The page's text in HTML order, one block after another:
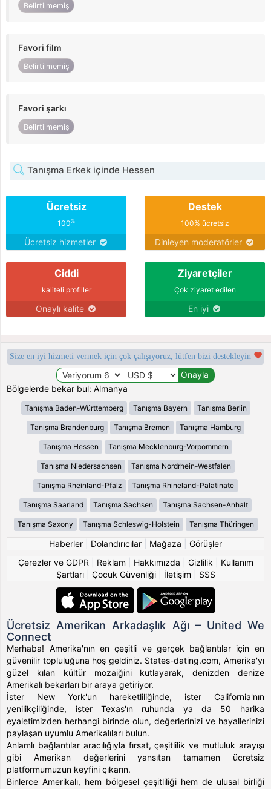
Belirtilmemiş
Favori film
Belirtilmemiş
Favori şarkı
Belirtilmemiş
Tanışma Erkek içinde Hessen
Ücretsiz
100%
Ücretsiz hizmetler
Destek
100% ücretsiz
Dinleyen moderatörler
Ciddi
kaliteli profiller
Onaylı kalite
Ziyaretçiler
Çok ziyaret edilen
En iyi
Size en iyi hizmeti vermek için çok çalışıyoruz, lütfen bizi destekleyin
Bölgelerde bekar bul: Almanya
Tanışma Baden-Württemberg Tanışma Bayern Tanışma Berlin
Tanışma Brandenburg Tanışma Bremen Tanışma Hamburg
Tanışma Hessen Tanışma Mecklenburg-Vorpommern
Tanışma Niedersachsen Tanışma Nordrhein-Westfalen
Tanışma Rheinland-Pfalz Tanışma Rhineland-Palatinate
Tanışma Saarland Tanışma Sachsen Tanışma Sachsen-Anhalt
Tanışma Saxony Tanışma Schleswig-Holstein Tanışma Thüringen
Haberler Dolandırıcılar Mağaza
Görüşler
Çerezler ve GDPR
Reklam Hakkımızda Gizlilik
Kullanım
Şartları| Çocuk Güvenliği| İletişim SSS
Ücretsiz Amerikan Arkadaşlık Ağı – United We
Connect
Merhaba! Amerika'nın en çeşitli ve gerçek bağlantılar için en
güvenilir topluluğuna hoş geldiniz. States-dating.com, Amerika'yı
güzel kılan kültür mozaiğini kutlayarak, denizden denize
Amerikalı bekarları bir araya getiriyor.
İster New York'un hareketliliğinde, ister California'nın
yenilikçiliğinde, ister Texas'ın ruhunda ya da 50 harika
eyaletimizden herhangi birinde olun, değerlerinizi ve hayallerinizi
paylaşan uyumlu Amerikalıları bulun.
Anlamlı bağlantılar aracılığıyla fırsat, çeşitlilik ve mutluluk arayışı
gibi Amerikan değerlerini yansıtan tamamen ücretsiz
platformumuzun keyfini çıkarın.
Binlerce Amerikalı, hem bölgesel çeşitliliği hem de ulusal birliği